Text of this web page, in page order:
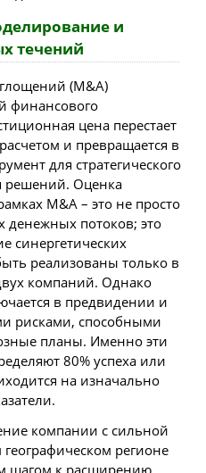
и
течений
(M&A)
финансового
цена перестает
и превращается в
для стратегического
решений. Оценка
M&A – это не просто
денежных потоков; это
синергетических
реализованы только в
компаний. Однако
в предвидении и
рисками, способными
планы. Именно эти
80% успеха или
на изначально
компании с сильной
регионе
шагом к расширению